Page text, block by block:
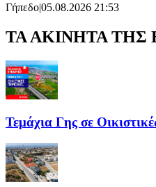
Γήπεδο|05.08.2026 21:53
ΤΑ ΑΚΙΝΗΤΑ
Τεμάχια Γης σε